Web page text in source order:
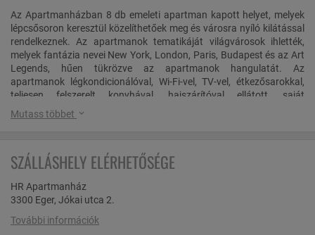
Az Apartmanházban 8 db emeleti apartman kapott helyet, melyek
lépcsősoron keresztül közelíthetőek meg és városra nyíló kilátással
rendelkeznek. Az apartmanok tematikáját világvárosok ihlették,
melyek fantázia nevei New York, London, Paris, Budapest és az Art
Legends, hűen tükrözve az apartmanok hangulatát. Az
apartmanok légkondicionálóval, Wi-Fi-vel, TV-vel, étkezősarokkal,
teljesen felszerelt konyhával, hajszárítóval ellátott, saját
fürdőszobával rendelkeznek. A fiatalos, tágas apartmanokban
mikrohullámú sütő, hűtőszekrény, tűzhely és vízforraló szintén
kilátással rendelkeznek. Az apartmanok tökéletes lehetőséget
családoknak, pároknak, mind pedig az üzleti útra érkezőknek.
Egerben, Magyarország legendákkal teli városában ezeréves
történelem, barokk környezet, finom borok, vendégszeretet és
Mutass többet
SZÁLLÁSHELY ELÉRHETŐSÉGE
HR Apartmanház
3300 Eger, Jókai utca 2.
További információk